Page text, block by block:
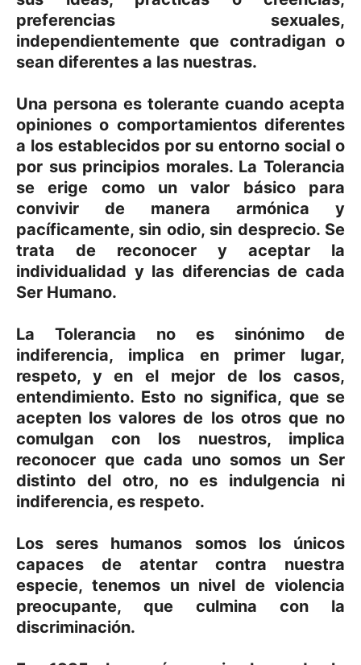
preferencias sexuales,
independientemente que contradigan o
sean diferentes a las nuestras.
Una persona es tolerante cuando acepta
opiniones o comportamientos diferentes
a los establecidos por su entorno social o
por sus principios morales. La Tolerancia
se erige como un valor básico para
convivir de manera armónica y
pacíficamente, sin odio, sin desprecio. Se
trata de reconocer y aceptar la
individualidad y las diferencias de cada
Ser Humano.
La Tolerancia no es sinónimo de
indiferencia, implica en primer lugar,
respeto, y en el mejor de los casos,
entendimiento. Esto no significa, que se
acepten los valores de los otros que no
comulgan con los nuestros, implica
reconocer que cada uno somos un Ser
distinto del otro, no es indulgencia ni
indiferencia, es respeto.
Los seres humanos somos los únicos
capaces de atentar contra nuestra
especie, tenemos un nivel de violencia
preocupante, que culmina con la
discriminación.